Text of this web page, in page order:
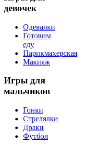
девочек
Одевалки
Готовим
еду
Парикмахерская
Макияж
Игры для
мальчиков
Гонки
Стрелялки
Драки
Футбол